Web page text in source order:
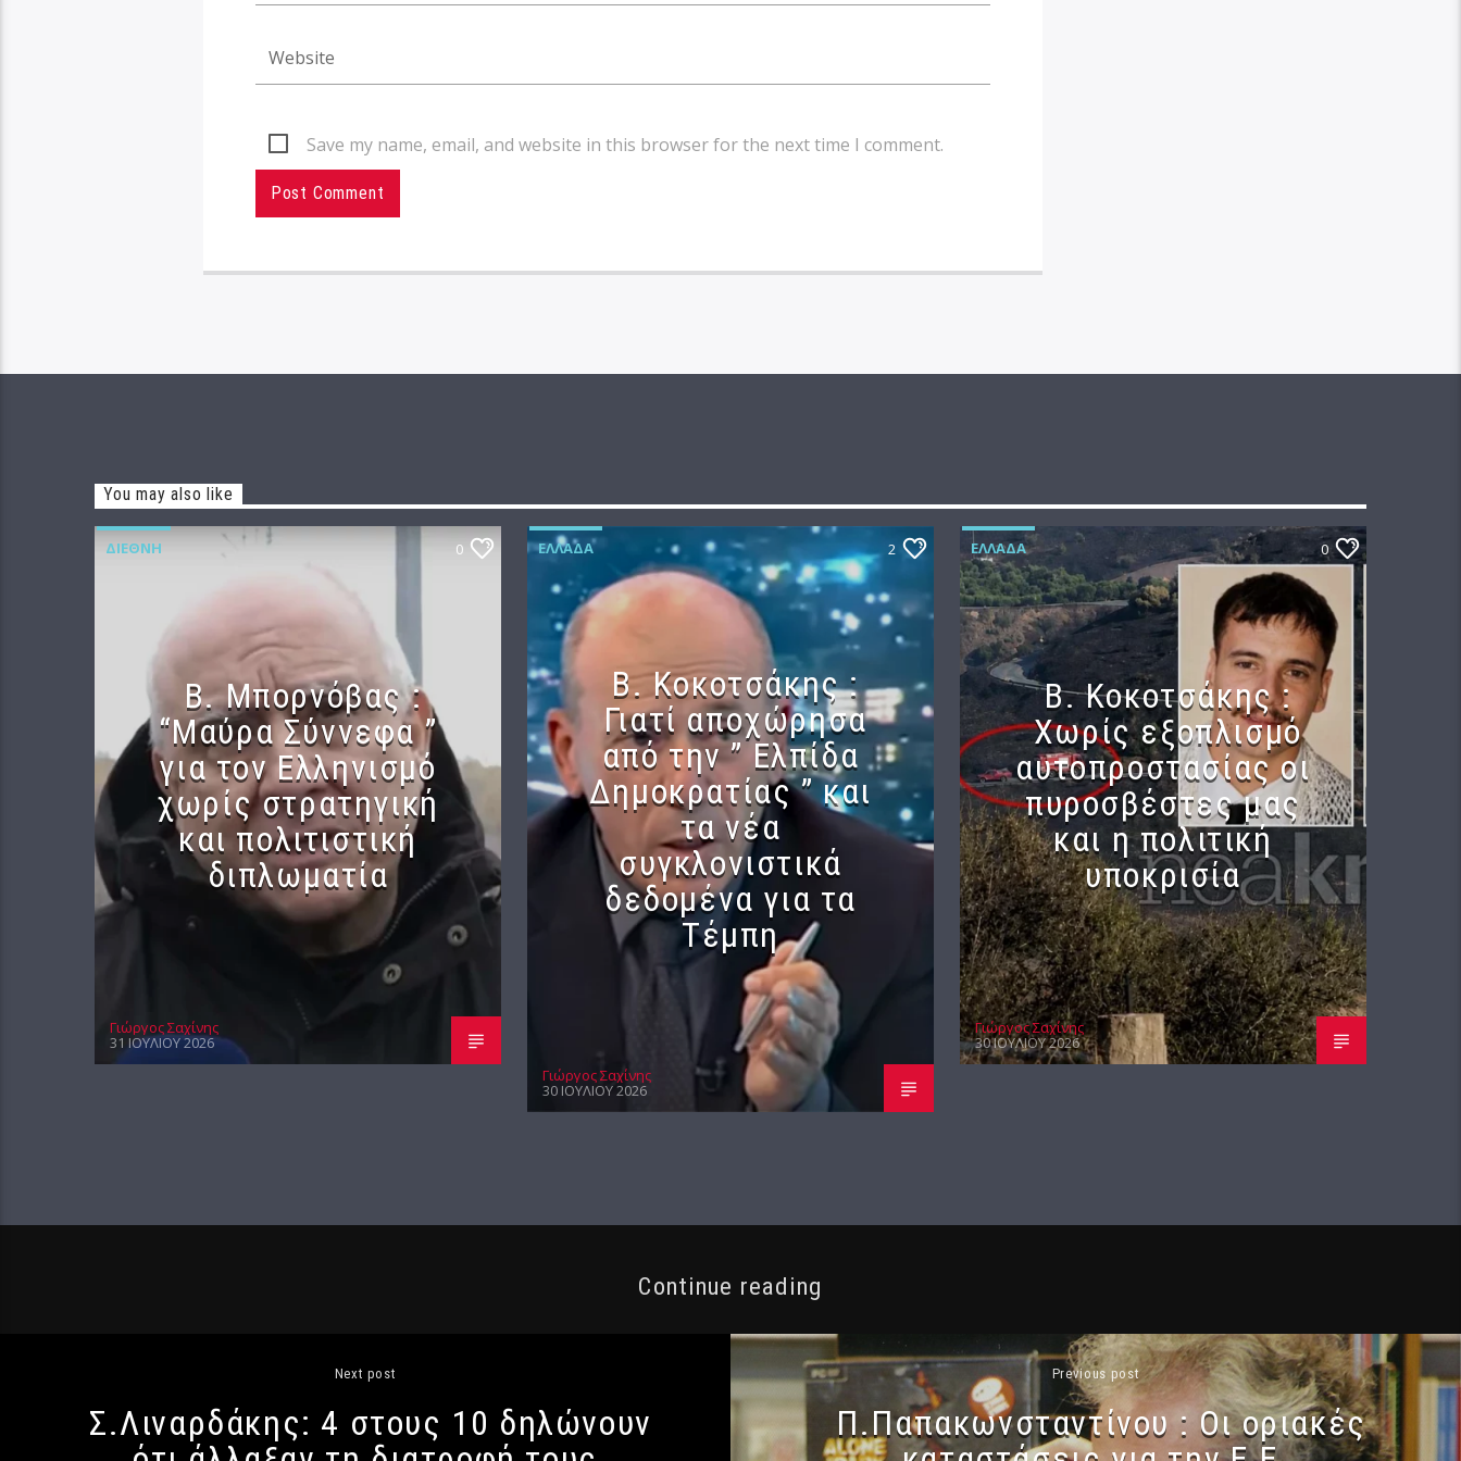
Save my name, email, and website in this browser for the next time I comment.
You may also like
ΔΙΕΘΝΉ 0
B. Μπορνόβας :
“Μαύρα Σύννεφα ”
για τον Ελληνισμό
χωρίς στρατηγική
και πολιτιστική
διπλωματία
Γιώργος Σαχίνης
31 ΙΟΥΛΊΟΥ 2026
ΕΛΛΆΔΑ 2
Β. Κοκοτσάκης :
Γιατί αποχώρησα
από την ” Ελπίδα
Δημοκρατίας ” και
τα νέα
συγκλονιστικά
δεδομένα για τα
Τέμπη
Γιώργος Σαχίνης
30 ΙΟΥΛΊΟΥ 2026
ΕΛΛΆΔΑ 0
Β. Κοκοτσάκης :
Χωρίς εξοπλισμό
αυτοπροστασίας οι
πυροσβέστες μας
και η πολιτική
υποκρισία
Γιώργος Σαχίνης
30 ΙΟΥΛΊΟΥ 2026
Continue reading
Next post
Σ.Λιναρδάκης: 4 στους 10 δηλώνουν
Previous post
Π.Παπακωνσταντίνου : Οι οριακές